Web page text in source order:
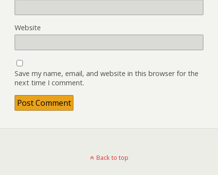
Website
Save my name, email, and website in this browser for the
next time I comment.
Back to top